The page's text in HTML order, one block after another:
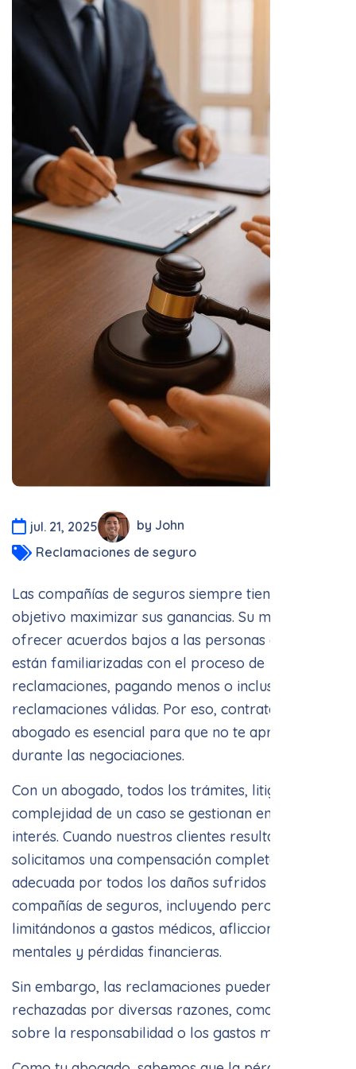
Reclamaciones de seguro
Las compañías de seguros siempre tienen como
objetivo maximizar sus ganancias. Su meta es
ofrecer acuerdos bajos a las personas que no
están familiarizadas con el proceso de
reclamaciones, pagando menos o incluso negando
reclamaciones válidas. Por eso, contratar a un
abogado es esencial para que no te aprovechen
durante las negociaciones.
Con un abogado, todos los trámites, litigios y la
complejidad de un caso se gestionan en tu mejor
interés. Cuando nuestros clientes resultan heridos,
solicitamos una compensación completa y
adecuada por todos los daños sufridos a las
compañías de seguros, incluyendo pero no
limitándonos a gastos médicos, aflicciones
mentales y pérdidas financieras.
Sin embargo, las reclamaciones pueden ser
rechazadas por diversas razones, como disputas
sobre la responsabilidad o los gastos médicos.
Como tu abogado, sabemos que la pérdida
mental, física y financiera tiene un gran impacto